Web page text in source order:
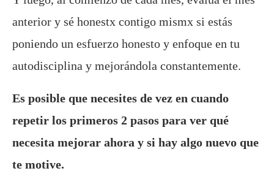
anterior y sé honestx contigo mismx si estás
poniendo un esfuerzo honesto y enfoque en tu
autodisciplina y mejorándola constantemente.
Es posible que necesites de vez en cuando
repetir los primeros 2 pasos para ver qué
necesita mejorar ahora y si hay algo nuevo que
te motive.